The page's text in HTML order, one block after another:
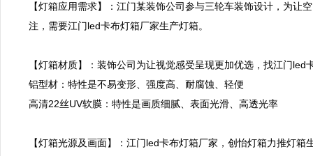
【灯箱应用需求】：江门某装饰公司参与三轮车装饰设计，为
注，需要江门led卡布灯箱厂家生产灯箱。
【灯箱材质】：装饰公司为让视觉感受呈现更加优选，找江门
铝型材：特性是不易变形、强度高、耐腐蚀、轻便
高清22丝UV软膜：特性是画质细腻、表面光滑、高透光率
【灯箱光源及画面】：江门led卡布灯箱厂家，创怡灯箱力推灯